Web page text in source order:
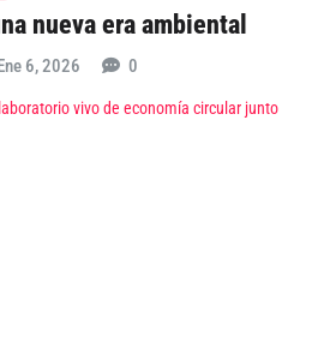
nueva era ambiental
6, 2026 0
vivo de economía circular junto